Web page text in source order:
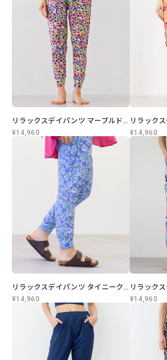
リラックスデイパンツ マーブルドロップ
¥14,960
¥14,960
リラックスデイパンツ タイニークリエ
¥14,960
リラック
¥14,960